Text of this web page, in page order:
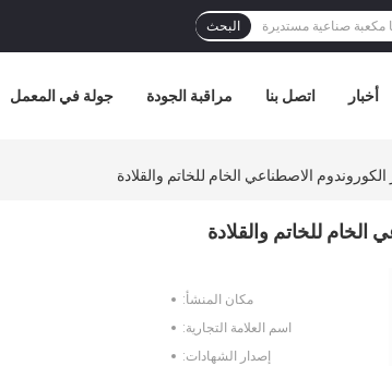
البحث
جولة في المعمل مراقبة الجودة اتصل بنا أخبار
مكان المنشأ:
اسم العلامة التجارية:
إصدار الشهادات: